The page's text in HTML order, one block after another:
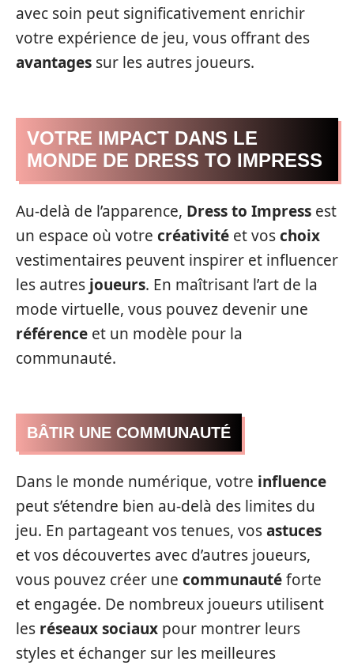
avec soin peut significativement enrichir
votre expérience de jeu, vous offrant des
avantages sur les autres joueurs.
VOTRE IMPACT DANS LE
MONDE DE DRESS TO IMPRESS
Au-delà de l’apparence, Dress to Impress est
un espace où votre créativité et voschoix
vestimentaires peuvent inspirer et influencer
les autres joueurs. En maîtrisant l’art de la
mode virtuelle, vous pouvez devenir une
référence et un modèle pour la
communauté.
BÂTIR UNE COMMUNAUTÉ
Dans le monde numérique, votre influence
peut s’étendre bien au-delà des limites du
jeu. En partageant vos tenues, vosastuces
et vos découvertes avec d’autres joueurs,
vous pouvez créer une communautéforte
et engagée. De nombreux joueurs utilisent
les réseaux sociaux pour montrer leurs
styles et échanger sur les meilleures